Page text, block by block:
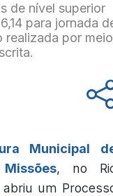
de nível superior
para jornada
realizada por meio
Municipal
, no
um